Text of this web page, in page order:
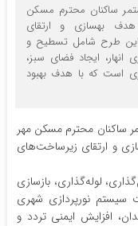
ساکنان محترم مسکن
هدف بهسازی و ارتقای
این طرح شامل تسطیح و
انهار، ایجاد فضای سبز،
است که با هدف بهبود
ساکنان محترم مسکن مهر
و ارتقای زیرساخت‌های
لوله‌گذاری، بازسازی
سیستم نورپردازی شهری
افزایش ایمنی تردد و